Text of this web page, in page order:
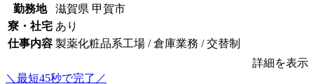
勤務地
滋賀県 甲賀市
寮・社宅 あり
仕事内容 製薬化粧品系工場 / 倉庫業務 / 交替制
詳細を表示
＼最短45秒で完了／